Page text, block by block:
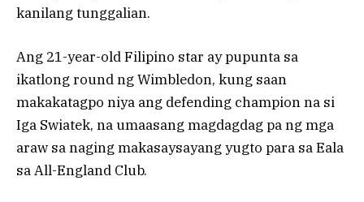
kanilang tunggalian.
Ang 21-year-old Filipino star ay pupunta sa
ikatlong round ng Wimbledon, kung saan
makakatagpo niya ang defending champion na si
Iga Swiatek, na umaasang magdagdag pa ng mga
araw sa naging makasaysayang yugto para sa Eala
sa All-England Club.